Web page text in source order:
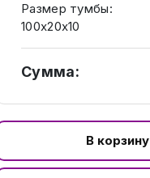
Размер тумбы:
100х20х10
Сумма:
В корзину